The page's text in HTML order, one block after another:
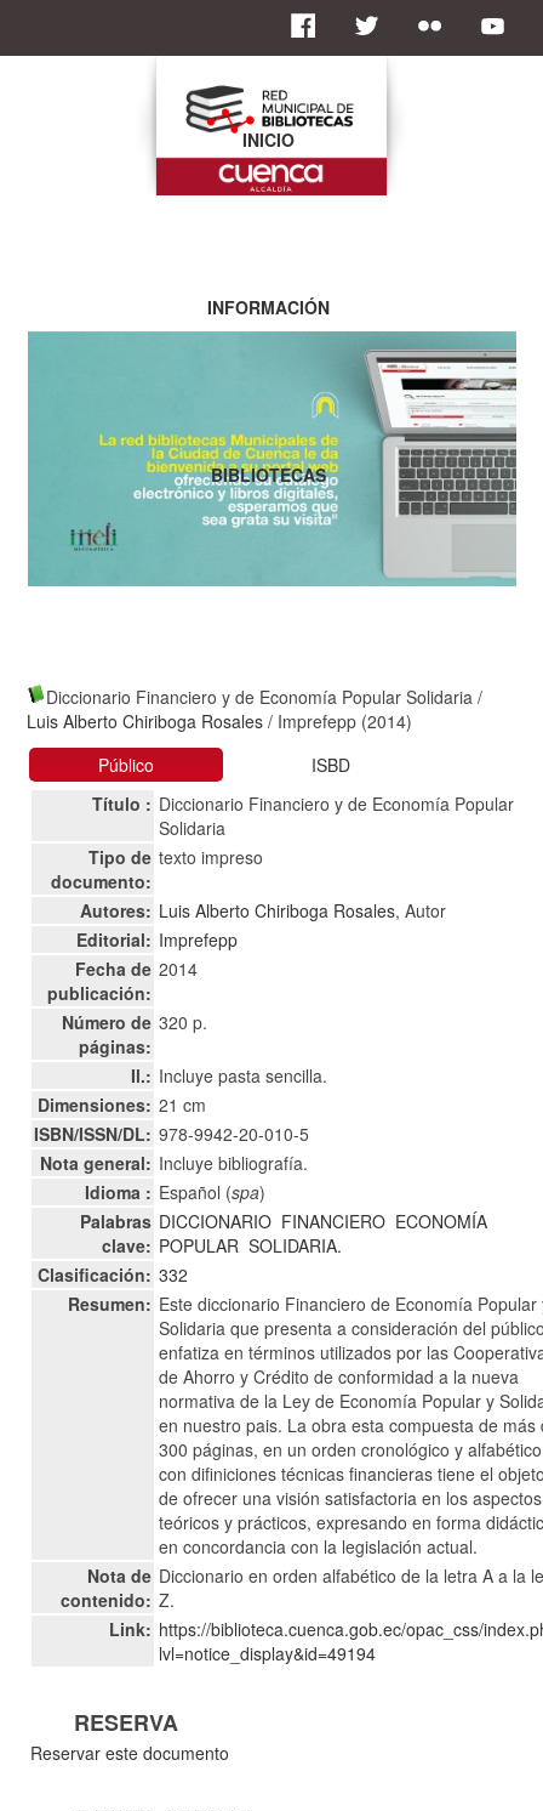
Diccionario Financiero y de Economía Popular Solidaria /
Luis Alberto Chiriboga Rosales / Imprefepp (2014)
Público
ISBD
Título : Diccionario Financiero y de Economía Popular
Solidaria
Tipo de
documento:
texto impreso
Autores: Luis Alberto Chiriboga Rosales, Autor
Editorial: Imprefepp
Fecha de
publicación:
2014
Número de
páginas:
320 p.
Il.: Incluye pasta sencilla.
Dimensiones: 21 cm
ISBN/ISSN/DL: 978-9942-20-010-5
Nota general: Incluye bibliografía.
Idioma : Español (spa)
Palabras
clave:
DICCIONARIO FINANCIERO ECONOMÍA
POPULAR SOLIDARIA.
Clasificación: 332
Resumen: Este diccionario Financiero de Economía Popular
Solidaria que presenta a consideración del
enfatiza en términos utilizados por las
de Ahorro y Crédito de conformidad a la nueva
normativa de la Ley de Economía Popular y
en nuestro pais. La obra esta compuesta de más
300 páginas, en un orden cronológico y alfabético
con difiniciones técnicas financieras tiene el
de ofrecer una visión satisfactoria en los aspectos
teóricos y prácticos, expresando en forma
en concordancia con la legislación actual.
Nota de
contenido:
Diccionario en orden alfabético de la letra A a la
Z.
Link: https://biblioteca.cuenca.gob.ec/opac_css/
lvl=notice_display&id=49194
RESERVA
Reservar este documento
INICIO
INFORMACIÓN
BIBLIOTECAS